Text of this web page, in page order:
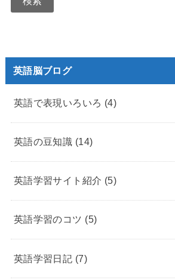
英語脳ブログ
英語で表現いろいろ (4)
英語の豆知識 (14)
英語学習サイト紹介 (5)
英語学習のコツ (5)
英語学習日記 (7)